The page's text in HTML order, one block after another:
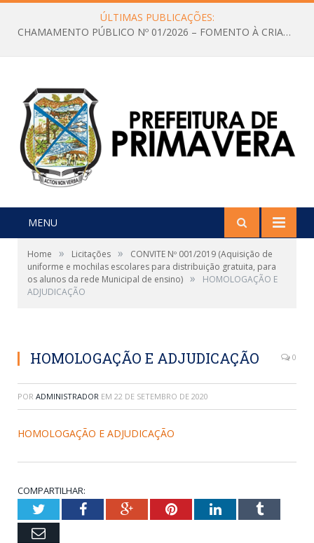
ÚLTIMAS PUBLICAÇÕES:
CHAMAMENTO PÚBLICO Nº 01/2026 – FOMENTO À CRIAÇÃO E A CIRCULAÇÃO DE PRODUÇÕES CULTURAIS – Aldir Blanc
MENU
Home » Licitações »
CONVITE Nº 001/2019 (Aquisição de
uniforme e mochilas escolares para distribuição gratuita, para
os alunos da rede Municipal de ensino) »
HOMOLOGAÇÃO E
ADJUDICAÇÃO
HOMOLOGAÇÃO E ADJUDICAÇÃO 0
POR ADMINISTRADOR EM 22 DE SETEMBRO DE 2020
HOMOLOGAÇÃO E ADJUDICAÇÃO
COMPARTILHAR:
TwitterFacebookGoogle+PinterestLinkedInTumblr
Email